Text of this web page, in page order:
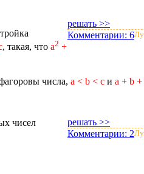
решать >>
Комментарии: 6
, такая, что a2 +
числа, a < b < c и a + b
решать >>
Комментарии: 2
чисел